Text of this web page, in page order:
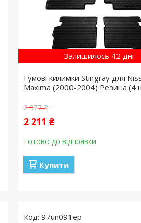
Залишилось 42 дні
Гумові килимки Stingray для
Maxima (2000-2004) Резина (4
2 377 ₴
2 211 ₴
Готово до відправки
Купити
97un091ep